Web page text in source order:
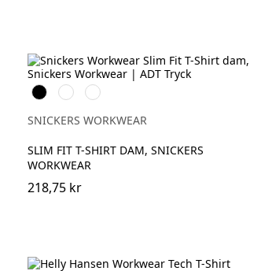
Svart MarinblåKhakigrön
SNICKERS WORKWEAR
SLIM FIT T-SHIRT DAM, SNICKERS
WORKWEAR
218,75 kr